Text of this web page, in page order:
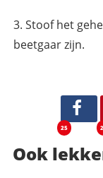
Stoof het
beetgaar zijn.
25
Ook